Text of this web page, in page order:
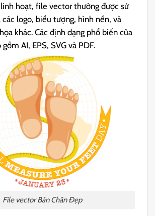
hoạt, file vector thường được sử
các logo, biểu tượng, hình nền, và
khác. Các định dạng phổ biến của
AI, EPS, SVG và PDF.
File vector Bàn Chân Đẹp